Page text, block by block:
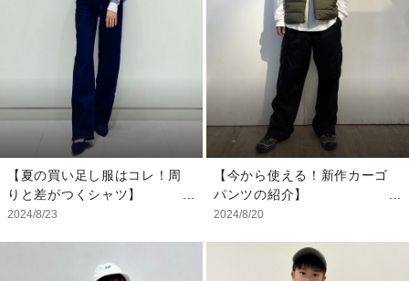
【スタッフ着用サイズ】
・アウターXS
・Tシャツ：XS
・ボトムス：XXS
※その他 私物
♡ どのアイテムもお出かけ
着にはもちろんデイリーにも
色んなシチュエーションで活
躍してくれること間違いなし
【モデル着用サイズ】
・セーターカーディガン：
95cm
・シャツ：95cm
・オーバーオール：95cm
・靴 私物
【夏の買い足し服はコレ！周
りと差がつくシャツ】
そろそろ買い物選びも秋を見
のが、周りと差がつくストラ
2024/8/23
【今から使える！新作カーゴ
パンツの紹介】
ゆったりシルエットで履きた
アイテムですね♪ こちらは生
地も柔らかくて軽いので今か
2024/8/20